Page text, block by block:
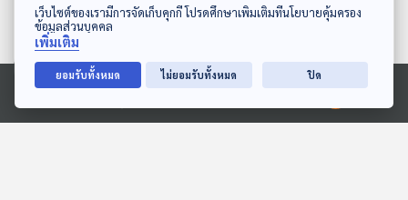
ดาวน์โหลด Thai PBS Podcast Application
Ⓒ 2020 องค์การกระจายเสียงและแพร่ภาพสาธารณะแห่งประเทศไทย
House of Dynamite
ร่างกายไม่พอใช้ ระวังภาวะ
เว็บไซต์ของเรามีการจัดเก็บคุกกี้ โปรดศึกษาเพิ่มเติมที่นโยบายคุ้มครอง
ข้อมูลส่วนบุคคล
เพิ่มเติม
ยอมรับทั้งหมด ไม่ยอมรับทั้งหมด ปิด